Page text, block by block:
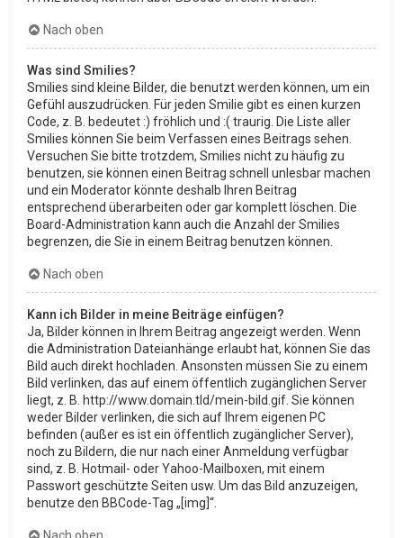
Nach oben
Was sind Smilies?
Smilies sind kleine Bilder, die benutzt werden können, um ein
Gefühl auszudrücken. Für jeden Smilie gibt es einen kurzen
Code, z. B. bedeutet :) fröhlich und :( traurig. Die Liste aller
Smilies können Sie beim Verfassen eines Beitrags sehen.
Versuchen Sie bitte trotzdem, Smilies nicht zu häufig zu
benutzen, sie können einen Beitrag schnell unlesbar machen
und ein Moderator könnte deshalb Ihren Beitrag
entsprechend überarbeiten oder gar komplett löschen. Die
Board-Administration kann auch die Anzahl der Smilies
begrenzen, die Sie in einem Beitrag benutzen können.
Nach oben
Kann ich Bilder in meine Beiträge einfügen?
Ja, Bilder können in Ihrem Beitrag angezeigt werden. Wenn
die Administration Dateianhänge erlaubt hat, können Sie das
Bild auch direkt hochladen. Ansonsten müssen Sie zu einem
Bild verlinken, das auf einem öffentlich zugänglichen Server
liegt, z. B. http://www.domain.tld/mein-bild.gif. Sie können
weder Bilder verlinken, die sich auf Ihrem eigenen PC
befinden (außer es ist ein öffentlich zugänglicher Server),
noch zu Bildern, die nur nach einer Anmeldung verfügbar
sind, z. B. Hotmail- oder Yahoo-Mailboxen, mit einem
Passwort geschützte Seiten usw. Um das Bild anzuzeigen,
benutze den BBCode-Tag „[img]“.